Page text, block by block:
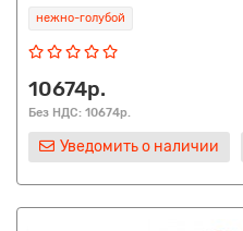
нежно-голубой
10674р.
Без НДС: 10674р.
Уведомить о наличии